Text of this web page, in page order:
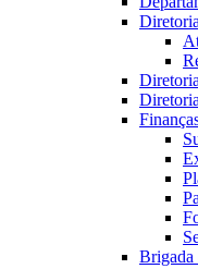
Brigada